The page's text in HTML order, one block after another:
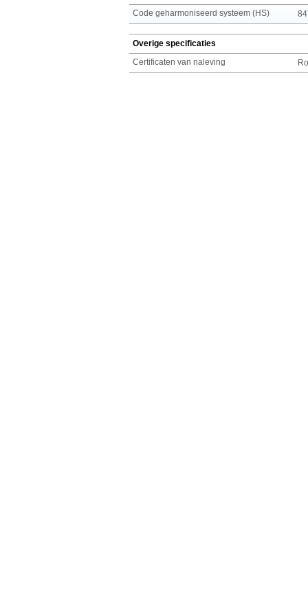
Code geharmoniseerd systeem (HS)
Overige specificaties
Certificaten van naleving